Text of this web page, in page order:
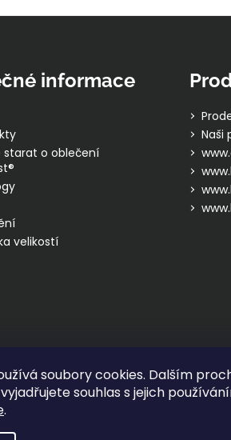
soubory cookies. Dalším
souhlas s jejich
.
informace
starat o oblečení
velikostí
Naši